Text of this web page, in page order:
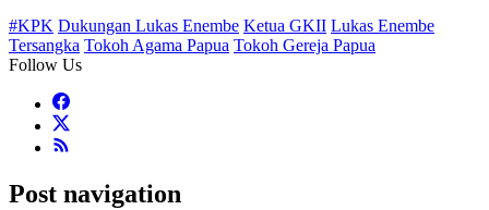
#KPK Dukungan Lukas Enembe Ketua GKII Lukas Enembe
Tersangka Tokoh Agama Papua Tokoh Gereja Papua
Follow Us
Post navigation